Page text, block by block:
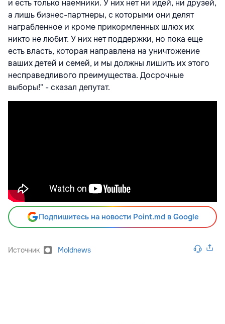
и есть только наемники. У них нет ни идей, ни друзей,
а лишь бизнес-партнеры, с которыми они делят
награбленное и кроме прикормленных шлюх их
никто не любит. У них нет поддержки, но пока еще
есть власть, которая направлена на уничтожение
ваших детей и семей, и мы должны лишить их этого
несправедливого преимущества. Досрочные
выборы!" - сказал депутат.
Подпишитесь на новости Point.md в Google
Источник Moldnews